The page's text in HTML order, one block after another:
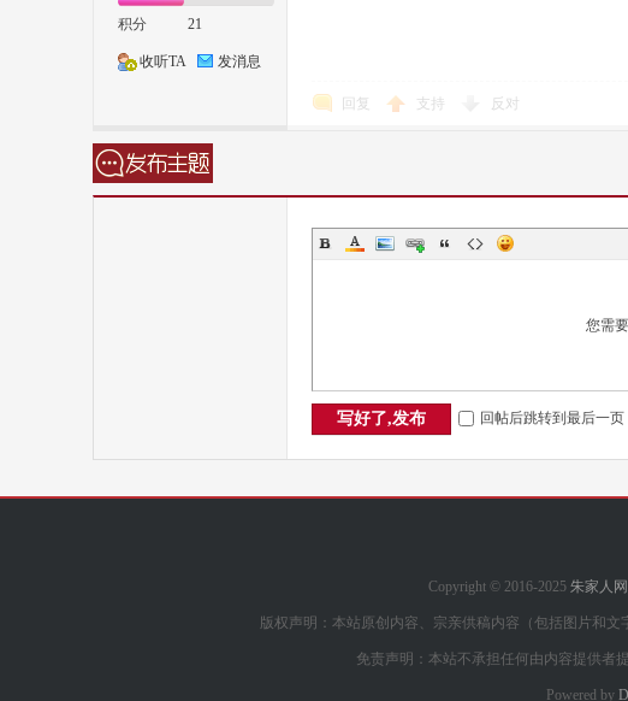
积分 21
收听TA 发消息
回复 支持 反对
您需
写好了,发布 回帖后跳转到最后一页
Copyright © 2016-2025 朱家人
版权声明：本站原创内容、宗亲供稿内容（包括图片和
免责声明：本站不承担任何由内容提供者
Powered by